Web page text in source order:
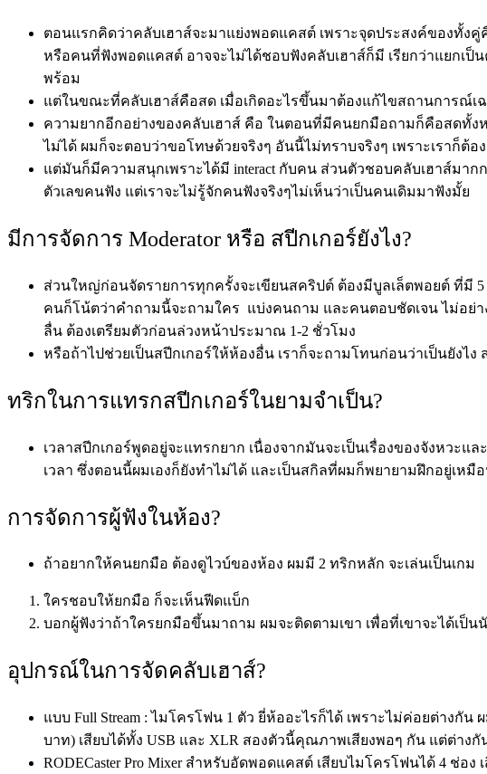
ตอนแรกคิดว่าคลับเฮาส์จะมาแย่งพอดแคสต์ เพราะจุดประสงค์ของทั้ง
หรือคนที่ฟังพอดแคสต์ อาจจะไม่ได้ชอบฟังคลับเฮาส์ก็มี เรียกว่าแยกเป็
พร้อม
แต่ในขณะที่คลับเฮาส์คือสด เมื่อเกิดอะไรขึ้นมาต้องแก้ไขสถานการณ์
ความยากอีกอย่างของคลับเฮาส์ คือ ในตอนที่มีคนยกมือถามก็คือสดทั้
ไม่ได้ ผมก็จะตอบว่าขอโทษด้วยจริงๆ อันนี้ไม่ทราบจริงๆ เพราะเราก็ต้อ
แต่มันก็มีความสนุกเพราะได้มี interact กับคน ส่วนตัวชอบคลับเฮาส์มา
ตัวเลขคนฟัง แต่เราจะไม่รู้จักคนฟังจริงๆไม่เห็นว่าเป็นคนเดิมมาฟังมั้ย
มีการจัดการ Moderator หรือ สปีกเกอร์ยังไง?
ส่วนใหญ่ก่อนจัดรายการทุกครั้งจะเขียนสคริปต์ ต้องมีบูลเล็ตพอยต์ ที่มี
คนก็โน้ตว่าคำถามนี้จะถามใคร แบ่งคนถาม และคนตอบชัดเจน ไม่อย่าง
ลื่น ต้องเตรียมตัวก่อนล่วงหน้าประมาณ​ 1-2 ชั่วโมง
หรือถ้าไปช่วยเป็นสปีกเกอร์ให้ห้องอื่น เราก็จะถามโทนก่อนว่าเป็นยังไ
ทริกในการแทรกสปีกเกอร์ในยามจำเป็น?
เวลาสปีกเกอร์พูดอยู่จะแทรกยาก เนื่องจากมันจะเป็นเรื่องของจังหว
เวลา ซึ่งตอนนี้ผมเองก็ยังทำไม่ได้ และเป็นสกิลที่ผมก็พยายามฝึกอยู่เหมื
การจัดการผู้ฟังในห้อง?
ถ้าอยากให้คนยกมือ ต้องดูไวบ์ของห้อง ผมมี 2 ทริกหลัก จะเล่นเป็นเกม
ใครชอบให้ยกมือ ก็จะเห็นฟีดแบ็ก
บอกผู้ฟังว่าถ้าใครยกมือขึ้นมาถาม ผมจะติดตามเขา เพื่อที่เขาจะได้เป็น
อุปกรณ์ในการจัดคลับเฮาส์?
แบบ Full Stream : ไมโครโฟน 1 ตัว ยี่ห้ออะไรก็ได้ เพราะไม่ค่อยต่างกั
บาท) เสียบได้ทั้ง USB และ XLR สองตัวนี้คุณภาพเสียงพอๆ กัน แต่ต่าง
RODECaster Pro Mixer สำหรับอัดพอดแคสต์ เสียบไมโครโฟนได้ 4 ช่